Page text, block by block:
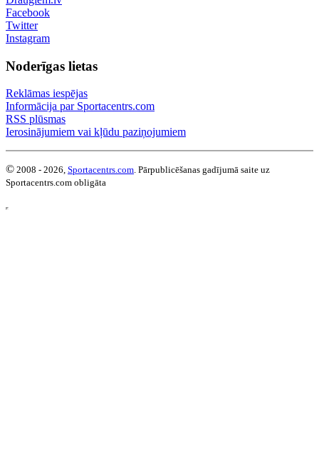
Facebook
Twitter
Instagram
Noderīgas lietas
Reklāmas iespējas
Informācija par Sportacentrs.com
RSS plūsmas
Ierosinājumiem vai kļūdu paziņojumiem
© 2008 - 2026, Sportacentrs.com. Pārpublicēšanas gadījumā saite uz
Sportacentrs.com obligāta